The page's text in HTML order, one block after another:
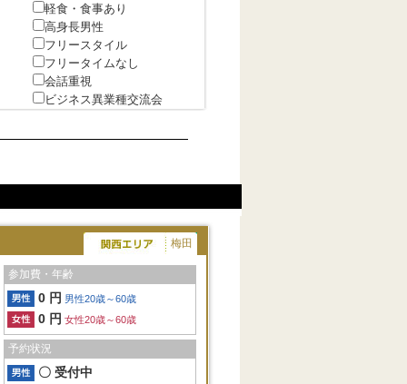
軽食・食事あり
高身長男性
フリースタイル
フリータイムなし
会話重視
ビジネス異業種交流会
梅田
参加費・年齢
0 円 男性20歳～60歳
0 円 女性20歳～60歳
予約状況
〇 受付中